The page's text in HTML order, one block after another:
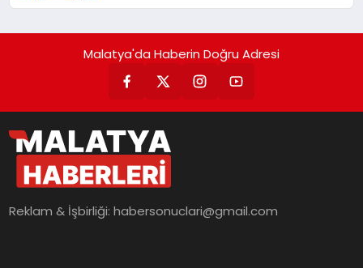
Malatya'da Haberin Doğru Adresi
Reklam & İşbirliği:habersonuclari@gmail.com